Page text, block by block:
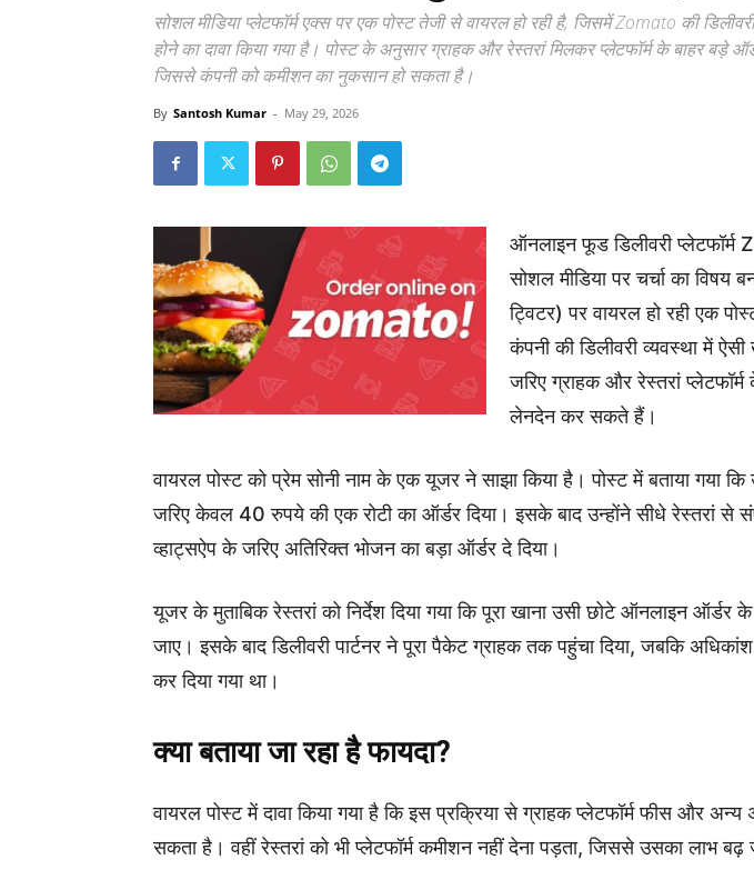
सोशल मीडिया प्लेटफॉर्म एक्स पर एक पोस्ट तेजी से वायरल हो रही है, जिसमें Zomato की
होने का दावा किया गया है। पोस्ट के अनुसार ग्राहक और रेस्तरां मिलकर प्लेटफॉर्म के बाहर बड़े
जिससे कंपनी को कमीशन का नुकसान हो सकता है।
By Santosh Kumar - May 29, 2026
ऑनलाइन फूड डिलीवरी प्लेटफॉर्म
सोशल मीडिया पर चर्चा का विषय
ट्विटर) पर वायरल हो रही एक
कंपनी की डिलीवरी व्यवस्था में
जरिए ग्राहक और रेस्तरां
लेनदेन कर सकते हैं।
वायरल पोस्ट को प्रेम सोनी नाम के एक यूजर ने साझा किया है। पोस्ट में बताया गया
जरिए केवल 40 रुपये की एक रोटी का ऑर्डर दिया। इसके बाद उन्होंने सीधे रेस्तरां से
व्हाट्सऐप के जरिए अतिरिक्त भोजन का बड़ा ऑर्डर दे दिया।
यूजर के मुताबिक रेस्तरां को निर्देश दिया गया कि पूरा खाना उसी छोटे ऑनलाइन ऑर्डर
जाए। इसके बाद डिलीवरी पार्टनर ने पूरा पैकेट ग्राहक तक पहुंचा दिया, जबकि
कर दिया गया था।
क्या बताया जा रहा है फायदा?
वायरल पोस्ट में दावा किया गया है कि इस प्रक्रिया से ग्राहक प्लेटफॉर्म फीस और
सकता है। वहीं रेस्तरां को भी प्लेटफॉर्म कमीशन नहीं देना पड़ता, जिससे उसका लाभ बढ़